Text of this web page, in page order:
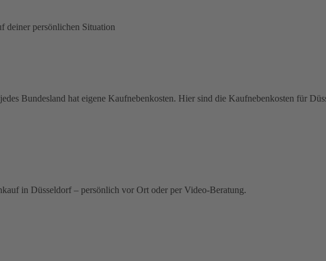
deiner persönlichen Situation
Bundesland hat eigene Kaufnebenkosten. Hier sind die Kaufnebenkosten für
in Düsseldorf – persönlich vor Ort oder per Video-Beratung.